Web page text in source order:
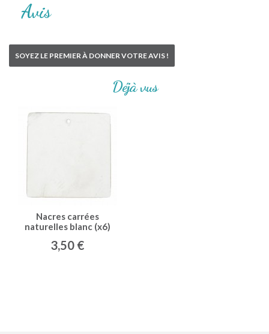
Avis
SOYEZ LE PREMIER À DONNER VOTRE AVIS !
Déjà vus
Nacres carrées
naturelles blanc (x6)
3,50 €